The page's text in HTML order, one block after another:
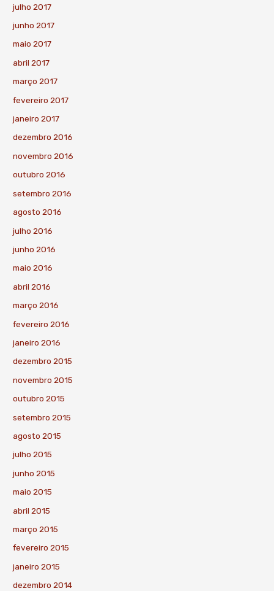
julho 2017
junho 2017
maio 2017
abril 2017
março 2017
fevereiro 2017
janeiro 2017
dezembro 2016
novembro 2016
outubro 2016
setembro 2016
agosto 2016
julho 2016
junho 2016
maio 2016
abril 2016
março 2016
fevereiro 2016
janeiro 2016
dezembro 2015
novembro 2015
outubro 2015
setembro 2015
agosto 2015
julho 2015
junho 2015
maio 2015
abril 2015
março 2015
fevereiro 2015
janeiro 2015
dezembro 2014